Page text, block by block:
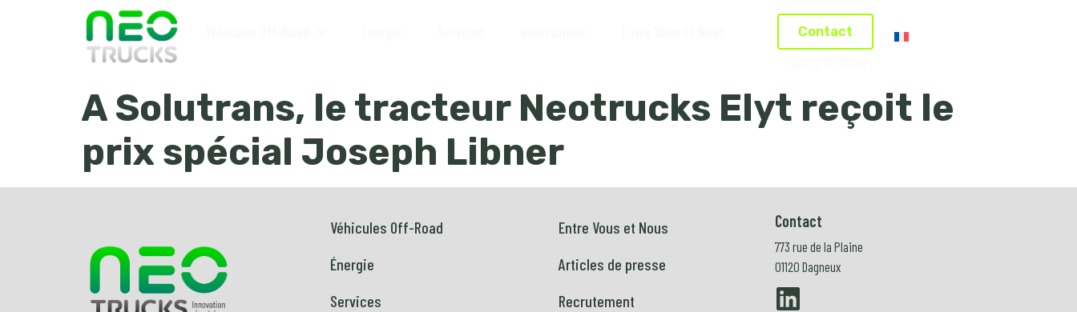
Contact
A Solutrans, le tracteur Neotrucks Elyt reçoit le
prix spécial Joseph Libner
Véhicules Off-Road
Énergie
Services
Entre Vous et Nous
Articles de presse
Recrutement
Contact
773 rue de la Plaine
01120 Dagneux